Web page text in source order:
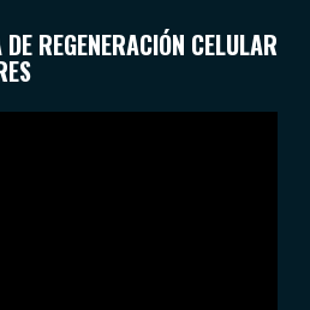
REGENERACIÓN CELULAR